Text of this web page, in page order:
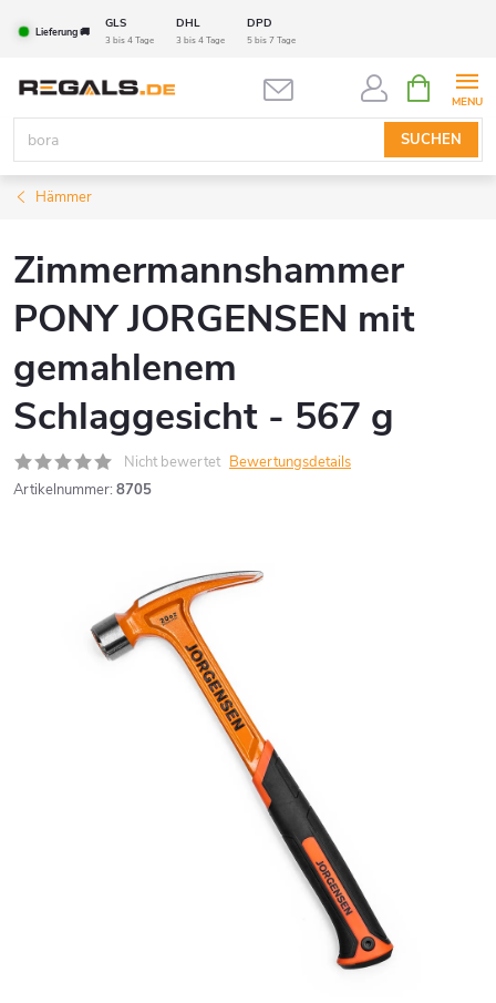
InhaltLieferung 🚚
GLS DHL DPD
3 bis 4 Tage 3 bis 4 Tage 5 bis 7 Tage
SUCHEN
Hämmer
Zimmermannshammer
PONY JORGENSEN mit
gemahlenem
Schlaggesicht - 567 g
Nicht bewertet Bewertungsdetails
Artikelnummer: 8705